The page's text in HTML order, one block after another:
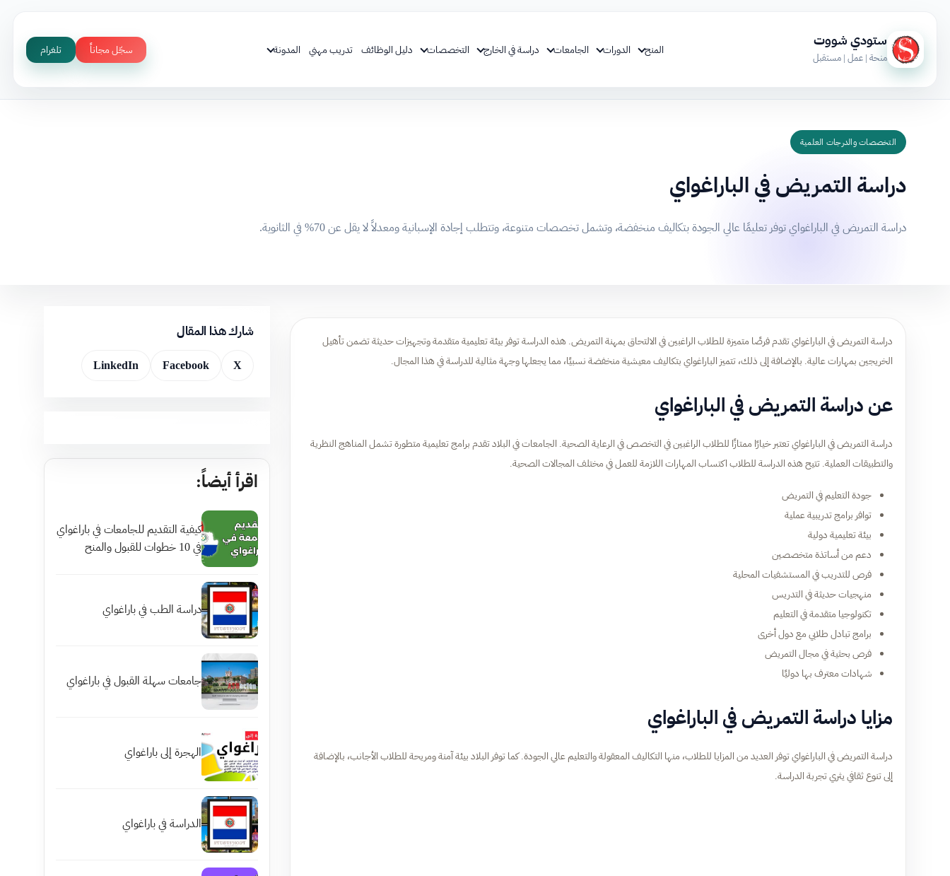
ستودي شووت
منحة | عمل | مستقبل
المنح الدورات الجامعات دراسة في الخارج التخصصات دليل الوظائف تدريب مهني المدونة سجّل مجاناً تلغرام
التخصصات والدرجات العلمية
دراسة التمريض في الباراغواي
دراسة التمريض في الباراغواي توفر تعليمًا عالي الجودة بتكاليف منخفضة، وتشمل تخصصات متنوعة، وتتطلب إجادة الإسبانية ومعدلاً لا يقل عن 70% في الثانوية.
دراسة التمريض في الباراغواي تقدم فرصًا متميزة للطلاب الراغبين في الالتحاق بمهنة التمريض. هذه الدراسة توفر بيئة تعليمية متقدمة وتجهيزات حديثة تضمن تأهيل
الخريجين بمهارات عالية. بالإضافة إلى ذلك، تتميز الباراغواي بتكاليف معيشية منخفضة نسبيًا، مما يجعلها وجهة مثالية للدراسة في هذا المجال.
عن دراسة التمريض في الباراغواي
دراسة التمريض في الباراغواي تعتبر خيارًا ممتازًا للطلاب الراغبين في التخصص في الرعاية الصحية. الجامعات في البلاد تقدم برامج تعليمية متطورة تشمل المناهج النظرية
والتطبيقات العملية. تتيح هذه الدراسة للطلاب اكتساب المهارات اللازمة للعمل في مختلف المجالات الصحية.
جودة التعليم في التمريض
توافر برامج تدريبية عملية
بيئة تعليمية دولية
دعم من أساتذة متخصصين
فرص للتدريب في المستشفيات المحلية
منهجيات حديثة في التدريس
تكنولوجيا متقدمة في التعليم
برامج تبادل طلابي مع دول أخرى
فرص بحثية في مجال التمريض
شهادات معترف بها دوليًا
مزايا دراسة التمريض في الباراغواي
دراسة التمريض في الباراغواي توفر العديد من المزايا للطلاب، منها التكاليف المعقولة والتعليم عالي الجودة. كما توفر البلاد بيئة آمنة ومريحة للطلاب الأجانب، بالإضافة
إلى تنوع ثقافي يثري تجربة الدراسة.
شارك هذا المقال
X
Facebook
LinkedIn
اقرأ أيضاً:
كيفية التقديم للجامعات في باراغواي
في 10 خطوات للقبول والمنح
دراسة الطب في باراغواي
جامعات سهلة القبول في باراغواي
الهجرة إلى باراغواي
الدراسة في باراغواي